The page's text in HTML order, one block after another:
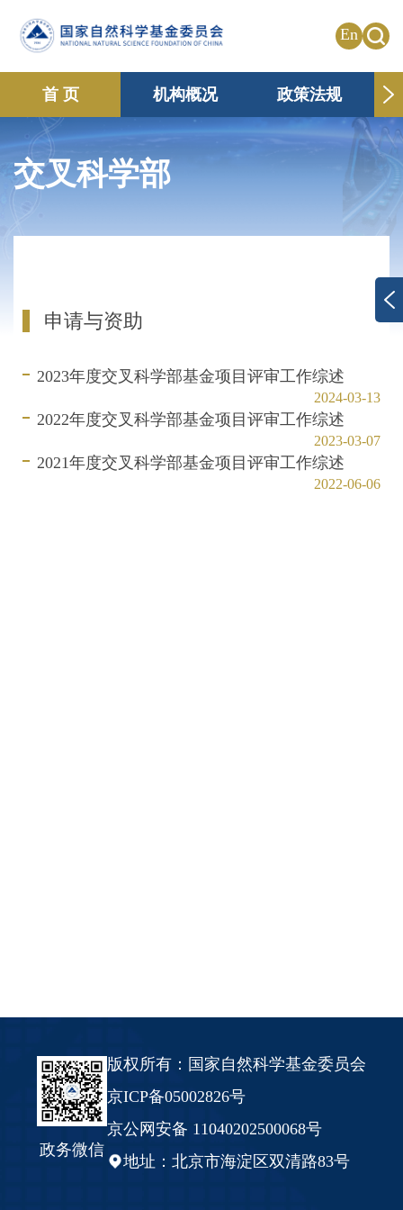
En
首 页 机构概况 政策法规
申请资助
信息公开 专题栏目
交叉科学部
申请与资助
2023年度交叉科学部基金项目评审工作综述
2024-03-13
2022年度交叉科学部基金项目评审工作综述
2023-03-07
2021年度交叉科学部基金项目评审工作综述
2022-06-06
政务微信
版权所有：国家自然科学基金委员会
京ICP备05002826号
京公网安备 11040202500068号
地址：北京市海淀区双清路83号